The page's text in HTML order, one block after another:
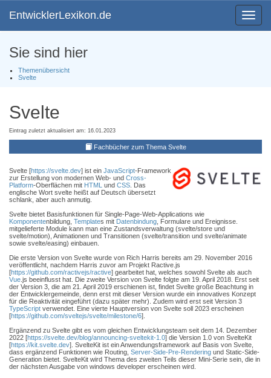
Toggle
EntwicklerLexikon.de
Sie sind hier
Themenübersicht
Svelte
Svelte
Eintrag zuletzt aktualisiert am: 16.01.2023
Fachbücher zum Thema Svelte
Svelte [https://svelte.dev] ist ein JavaScript-Framework
zur Erstellung von modernen Web- und Cross-
Platform-Oberflächen mit HTML und CSS . Das
englische Wort svelte heißt auf Deutsch übersetzt
schlank, aber auch anmutig.
Svelte bietet Basisfunktionen für Single-Page-Web-Applications wie
Komponentenbildung, Templates mit Datenbindung , Formulare und Ereignisse.
mitgelieferte Module kann man eine Zustandsverwaltung (svelte/store und
svelte/motion), Animationen und Transitionen (svelte/transition und svelte/animate
sowie svelte/easing) einbauen.
Die erste Version von Svelte wurde von Rich Harris bereits am 29. November 2016
veröffentlicht, nachdem Harris zuvor am Projekt Ractive.js
[https://github.com/ractivejs/ractive] gearbeitet hat, welches sowohl Svelte als auch
Vue .js beeinflusst hat. Die zweite Version von Svelte folgte am 19. April 2018. Erst seit
der Version 3, die am 21. April 2019 erschienen ist, findet Svelte große Beachtung in
der Entwicklergemeinde, denn erst mit dieser Version wurde ein innovatives Konzept
für die Reaktivität eingeführt (dazu später mehr). Zudem wird erst seit Version 3
TypeScript verwendet. Eine vierte Hauptversion von Svelte soll 2023 erscheinen
[https://github.com/sveltejs/svelte/milestone/6].
Ergänzend zu Svelte gibt es vom gleichen Entwicklungsteam seit dem 14. Dezember
2022 [https://svelte.dev/blog/announcing-sveltekit-1.0] die Version 1.0 von SvelteKit
[https://kit.svelte.dev]. SvelteKit ist ein Anwendungsframework auf Basis von Svelte,
dass ergänzend Funktionen wie Routing, Server-Side-Pre-Rendering und Static-Side-
Generation bietet. SvelteKit wird Thema des zweiten Teils dieser Mini-Serie sein, die in
der nächsten Ausgabe von windows developer erscheinen wird.